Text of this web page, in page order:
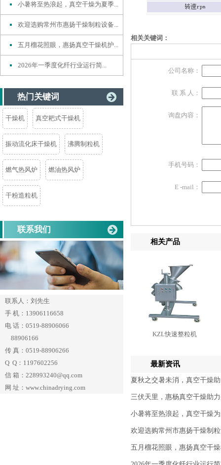
小暑将至热浪起，真空干燥为夏季...
欢迎选购常州市惠扬干燥制粒设备...
五月榴花照眼，惠扬真空干燥机护...
2026年一季度化纤行业运行简...
热门关键词
干燥机 真空耙式干燥机
振动流化床干燥机 沸腾制粒机
燃气热风炉 燃油热风炉
干粉造粒机
联系我们
联系人：刘先生
手 机：13906116658
电 话：0519-88906066
88906166
传 真：0519-88906266
Q Q：1197602256
信 箱：228993240@qq.com
网 址：www.chinadrying.com
相关关键词：
公司名称：
联 系 人：
询盘内容：
手机号码：
E -mail：
相关产品
KZL快速整粒机
最新资讯
夏秋之交暑未消，真空干燥
三伏天里，惠杨真空干燥助
小暑将至热浪起，真空干燥
欢迎选购常州市惠扬干燥制
五月榴花照眼，惠扬真空干